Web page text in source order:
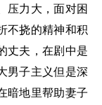
压力大，面对困
不挠的精神和积
丈夫，在剧中是
男子主义但是深
暗地里帮助妻子